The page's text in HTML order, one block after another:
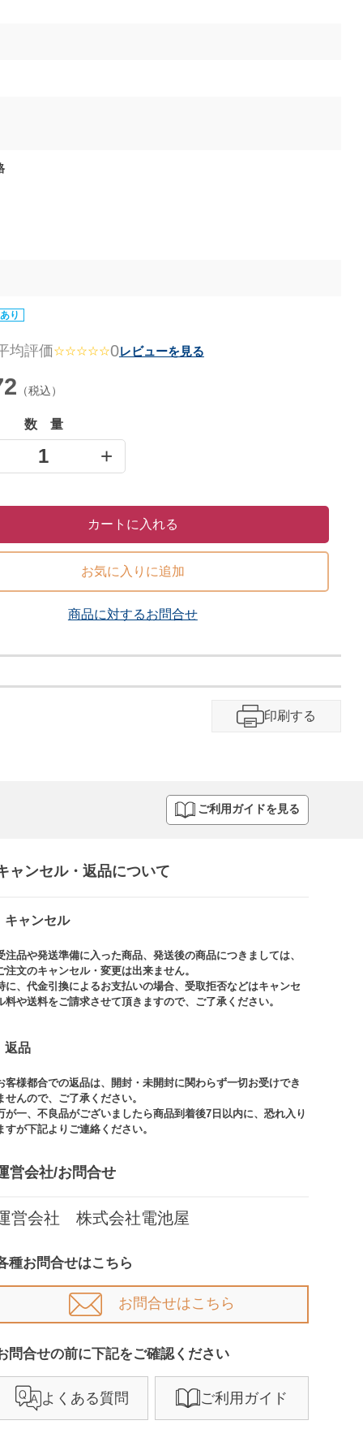
り
均評価☆☆☆☆☆0レビューを見る
（税込）
数 量
1 +
カートに入れる
お気に入りに追加
商品に対するお問合せ​
印刷する
ご利用ガイドを見る
ャンセル・返品について​
キャンセル
注品や発送準備に入った商品、発送後の商品につきましては、
注文のキャンセル・変更は出来ません。​
に、代金引換によるお支払いの場合、受取拒否などはキャンセ
料や送料をご請求させて頂きますので、ご了承ください。​
返品
客様都合での返品は、開封・未開封に関わらず一切お受けでき
せんので、ご了承ください。​​
が一、不良品がございましたら商品到着後7日以内に、恐れ入り
すが下記よりご連絡ください。
営会社/お問合せ​
営会社 株式会社電池屋
種お問合せはこちら
お問合せはこちら
問合せの前に下記をご確認ください​
よくある質問 ご利用ガイド